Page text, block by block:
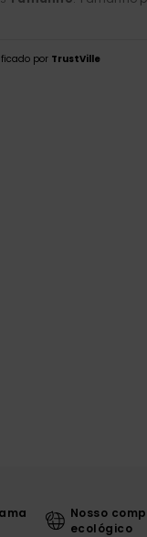
por TrustVille
Nosso
ecológico